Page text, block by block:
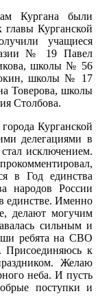
Кургана были
Курганской
учащиеся
№ 19 Павел
школы № 56
школы № 17
Товерова, школы
Столбова.
Курганской
делегациями в
исключением.
в Год единства
народов России
единстве. Именно
делают могучим
сильным и
ребята на СВО
Присоединяюсь к
Желаю
неба. И пусть
поступки и